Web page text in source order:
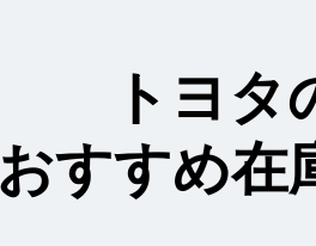
トヨタ
おすすめ在